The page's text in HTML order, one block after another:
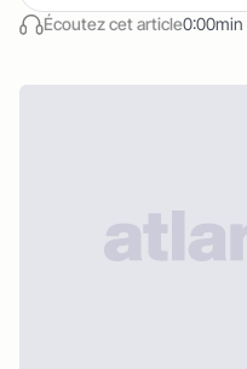
Écoutez cet article0:00min